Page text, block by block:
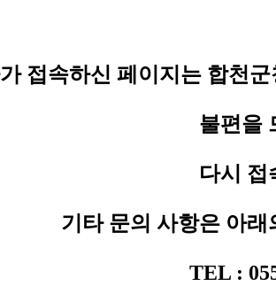
접속하신 페이지는 합천
불편을
다시 접
기타 문의 사항은 아
TEL :